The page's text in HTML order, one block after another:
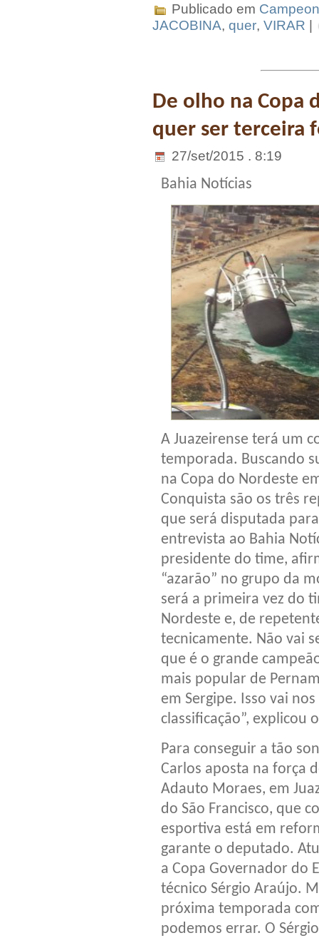
Publicado em
JACOBINA, quer, VIRAR
De olho na Copa
quer ser terceira
27/set/2015 . 8:19
Bahia Notícias
A Juazeirense terá um
temporada. Buscando
na Copa do Nordeste
Conquista são os três
que será disputada
entrevista ao Bahia
presidente do time,
“azarão” no grupo da
será a primeira vez do
Nordeste e, de
tecnicamente. Não vai
que é o grande
mais popular de
em Sergipe. Isso vai
classificação”, explicou
Para conseguir a tão
Carlos aposta na força
Adauto Moraes, em
do São Francisco, que
esportiva está em
garante o deputado.
a Copa Governador do
técnico Sérgio Araújo.
próxima temporada
podemos errar. O